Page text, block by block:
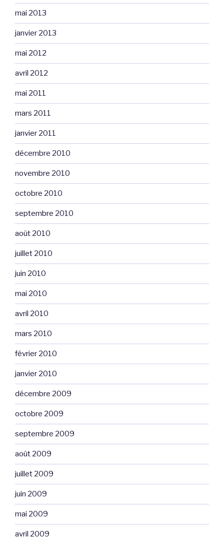
mai 2013
janvier 2013
mai 2012
avril 2012
mai 2011
mars 2011
janvier 2011
décembre 2010
novembre 2010
octobre 2010
septembre 2010
août 2010
juillet 2010
juin 2010
mai 2010
avril 2010
mars 2010
février 2010
janvier 2010
décembre 2009
octobre 2009
septembre 2009
août 2009
juillet 2009
juin 2009
mai 2009
avril 2009